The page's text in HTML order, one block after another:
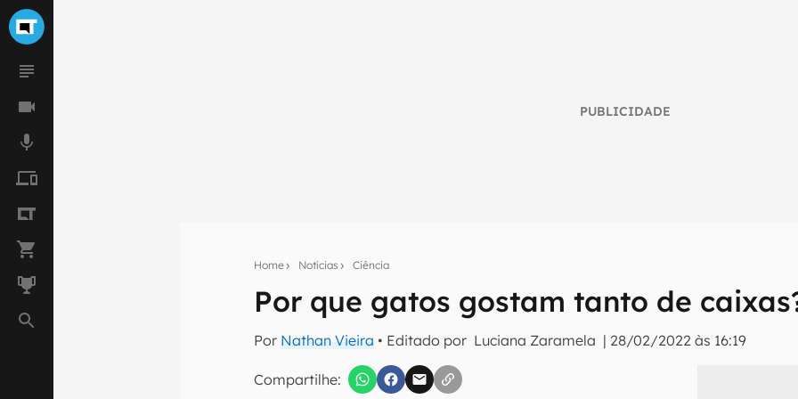
PUBLICIDADE
Home Notícias Ciência
Por que gatos gostam tanto de
Por Nathan Vieira • Editado por Luciana Zaramela | 28/02/2022 às 16:19
Compartilhe:
Seu resumo inteligente do mundo tech!
Assine a newsletter do Canaltech e receba notícias e reviews sobre tecnologia